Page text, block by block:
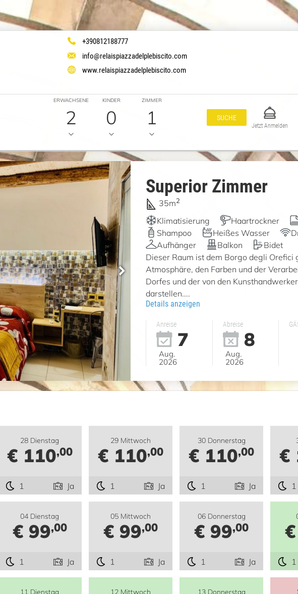
+390812188777
info@relaispiazzadelplebiscito.com
www.relaispiazzadelplebiscito.com
ERWACHSENE
2
KINDER
0
ZIMMER
1 SUCHE
Jetzt Anmelden
Superior Zimmer
35m2
Klimatisierung Haartrockner
Shampoo
Heißes Wasser
Aufhänger
Balkon
Bidet
Dieser Raum ist dem Borgo degli
Atmosphäre, den Farben und der
Dorfes und der von den
darstellen....
Details anzeigen
Anreise
7
Aug.
2026
Abreise
8
Aug.
2026
28 Dienstag
€ 110,00
1 Ja
29 Mittwoch
€ 110,00
1 Ja
30 Donnerstag
€ 110,00
1 Ja
€
1
04 Dienstag
€ 99,00
1 Ja
05 Mittwoch
€ 99,00
1 Ja
06 Donnerstag
€ 99,00
1 Ja 1
11 Dienstag 12 Mittwoch 13 Donnerstag